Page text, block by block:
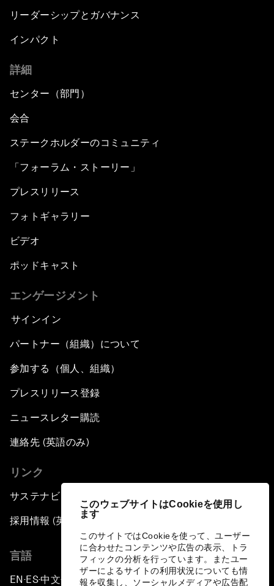
このウェブサイトはCookieを使用し
ます
このサイトではCookieを使って、ユーザー
に合わせたコンテンツや広告の表示、トラ
フィックの分析を行っています。またユー
ザーによるサイトの利用状況についても情
報を収集し、ソーシャルメディアや広告配
リーダーシップとガバナンス
インパクト
詳細
センター（部門）
会合
ステークホルダーのコミュニティ
「フォーラム・ストーリー」
プレスリリース
フォトギャラリー
ビデオ
ポッドキャスト
エンゲージメント
サインイン
パートナー（組織）について
参加する（個人、組織）
プレスリリース登録
ニュースレター購読
連絡先 (英語のみ)
リンク
サステナビリティへの取り組み
採用情報 (英語のみ)
言語
EN ▪ES▪中文▪ 日本語